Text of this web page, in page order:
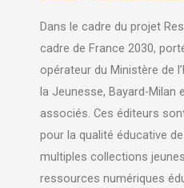
Dans le cadre du projet
cadre de France 2030,
opérateur du Ministère de
la Jeunesse, Bayard-Milan
associés. Ces éditeurs
pour la qualité éducative
multiples collections
ressources numériques